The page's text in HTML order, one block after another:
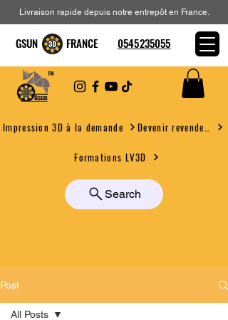
Impression 3D à la demande
Formations LV3D
Search
Livraison rapide depuis notre entrepôt en France.
GSUN FRANCE 0545235055
Post
All Posts